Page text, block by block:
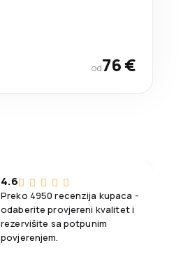
od76 €
4.6
Preko 4950 recenzija kupaca -
odaberite provjereni kvalitet i
rezervišite sa potpunim
povjerenjem.